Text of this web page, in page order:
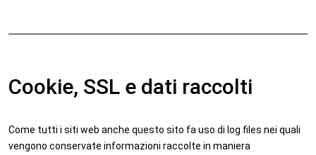
Cookie, SSL e dati raccolti
Come tutti i siti web anche questo sito fa uso di log files nei quali
vengono conservate informazioni raccolte in maniera